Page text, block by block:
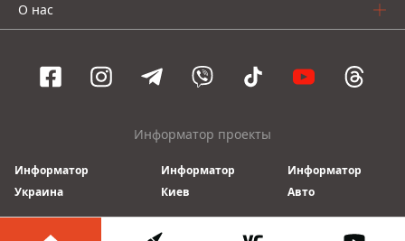
О нас
Информатор проекты
Информатор
Украина
Информатор
Киев
Информатор
Авто